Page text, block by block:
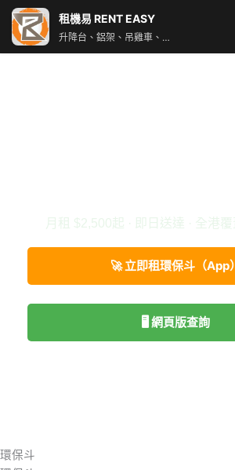
🚀 立即租環保斗（App）
🖥️ 網頁版查詢
環保斗
租機易 RENT EASY
升降台、鋁架、吊雞車、街燈車 即時叫車配對服務